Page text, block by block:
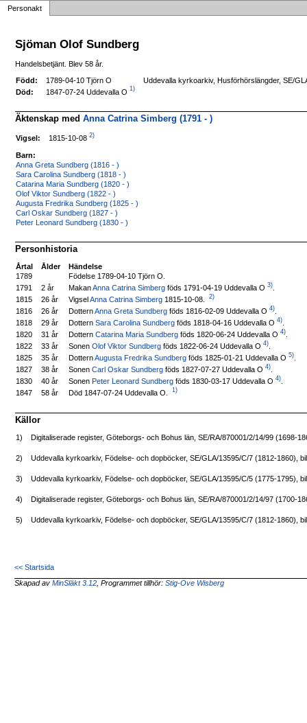
Personakt
Sjöman Olof Sundberg
Handelsbetjänt. Blev 58 år.
Född:
1789-04-10 Tjörn O
Uddevalla kyrkoarkiv, Husförhörslängder, SE/
Död:
1847-07-24 Uddevalla O 1)
Äktenskap medAnna Catrina Simberg (1791 - )
Vigsel: 1815-10-08 2)
Barn:
Anna Greta Sundberg (1816 - )
Sara Carolina Sundberg (1818 - )
Catarina Maria Sundberg (1820 - )
Olof Viktor Sundberg (1822 - )
Augusta Fredrika Sundberg (1825 - )
Carl Oskar Sundberg (1827 - )
Peter Leonard Sundberg (1830 - )
Personhistoria
Årtal Ålder
Händelse
1789
Födelse 1789-04-10 Tjörn O.
1791
2 år MakanAnna Catrina Simberg föds 1791-04-19 Uddevalla O 3)
1815
26 år VigselAnna Catrina Simberg 1815-10-08. 2)
1816 26 år DotternAnna Greta Sundberg föds 1816-02-09 Uddevalla O 4)
1818
29 år DotternSara Carolina Sundberg föds 1818-04-16 Uddevalla O 4)
1820
31 år DotternCatarina Maria Sundberg föds 1820-06-24 Uddevalla O 4)
1822
33 år SonenOlof Viktor Sundberg föds 1822-06-24 Uddevalla O 4)
1825
35 år DotternAugusta Fredrika Sundberg föds 1825-01-21 Uddevalla O 5)
1827
38 år SonenCarl Oskar Sundberg föds 1827-07-27 Uddevalla O 4)
1830
40 år SonenPeter Leonard Sundberg föds 1830-03-17 Uddevalla O 4)
1847
58 år Död 1847-07-24 Uddevalla O. 1)
Källor
1) Digitaliserade register, Göteborgs- och Bohus län, SE/RA/870001/2/14/99 (1698-
2) Uddevalla kyrkoarkiv, Födelse- och dopböcker, SE/GLA/13595/C/7 (1812-1860),
3) Uddevalla kyrkoarkiv, Födelse- och dopböcker, SE/GLA/13595/C/5 (1775-1795),
4) Digitaliserade register, Göteborgs- och Bohus län, SE/RA/870001/2/14/97 (1700-
5) Uddevalla kyrkoarkiv, Födelse- och dopböcker, SE/GLA/13595/C/7 (1812-1860),
<< Startsida
Skapad avMinSläkt 3.12 , Programmet tillhör:Stig-Ove Wisberg